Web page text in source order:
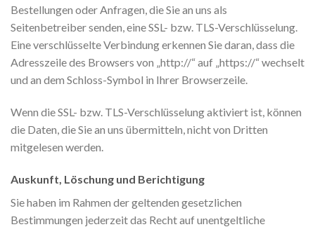
Bestellungen oder Anfragen, die Sie an uns als
Seitenbetreiber senden, eine SSL- bzw. TLS-Verschlüsselung.
Eine verschlüsselte Verbindung erkennen Sie daran, dass die
Adresszeile des Browsers von „http://“ auf „https://“ wechselt
und an dem Schloss-Symbol in Ihrer Browserzeile.
Wenn die SSL- bzw. TLS-Verschlüsselung aktiviert ist, können
die Daten, die Sie an uns übermitteln, nicht von Dritten
mitgelesen werden.
Auskunft, Löschung und Berichtigung
Sie haben im Rahmen der geltenden gesetzlichen
Bestimmungen jederzeit das Recht auf unentgeltliche